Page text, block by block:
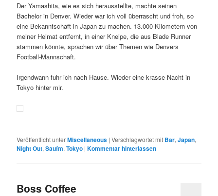
Der Yamashita, wie es sich herausstellte, machte seinen
Bachelor in Denver. Wieder war ich voll überrascht und froh, so
eine Bekanntschaft in Japan zu machen. 13.000 Kilometern von
meiner Heimat entfernt, in einer Kneipe, die aus Blade Runner
stammen könnte, sprachen wir über Themen wie Denvers
Football-Mannschaft.
Irgendwann fuhr ich nach Hause. Wieder eine krasse Nacht in
Tokyo hinter mir.
Veröffentlicht unterMiscellaneous |Verschlagwortet mit Bar,Japan,
Night Out,Saufm,Tokyo |Kommentar hinterlassen
Boss Coffee